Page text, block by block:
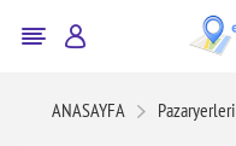
ANASAYFA Pazaryerleri